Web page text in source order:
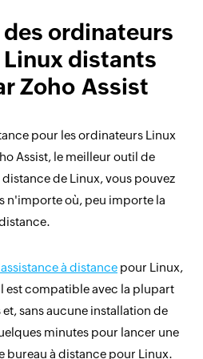
ordinateurs
Linux distants
Zoho Assist
pour les ordinateurs Linux
Assist, le meilleur outil de
de Linux, vous pouvez
n'importe où, peu importe la
à distance pour Linux,
est compatible avec la plupart
sans aucune installation de
minutes pour lancer une
bureau à distance pour Linux.